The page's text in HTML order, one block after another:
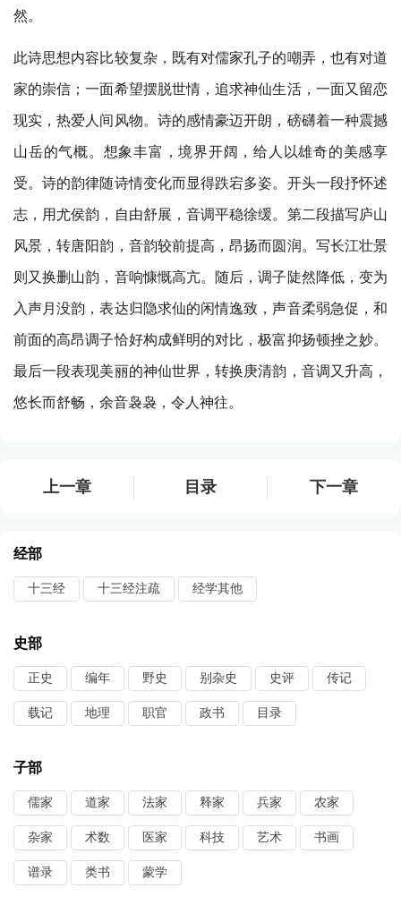
然。
此诗思想内容比较复杂，既有对儒家孔子的嘲弄，也有对道
家的崇信；一面希望摆脱世情，追求神仙生活，一面又留恋
现实，热爱人间风物。诗的感情豪迈开朗，磅礴着一种震撼
山岳的气概。想象丰富，境界开阔，给人以雄奇的美感享
受。诗的韵律随诗情变化而显得跌宕多姿。开头一段抒怀述
志，用尤侯韵，自由舒展，音调平稳徐缓。第二段描写庐山
风景，转唐阳韵，音韵较前提高，昂扬而圆润。写长江壮景
则又换删山韵，音响慷慨高亢。随后，调子陡然降低，变为
入声月没韵，表达归隐求仙的闲情逸致，声音柔弱急促，和
前面的高昂调子恰好构成鲜明的对比，极富抑扬顿挫之妙。
最后一段表现美丽的神仙世界，转换庚清韵，音调又升高，
悠长而舒畅，余音袅袅，令人神往。
上一章 目录 下一章
经部
十三经 十三经注疏 经学其他
史部
正史 编年 野史 别杂史 史评 传记
载记 地理 职官 政书 目录
子部
儒家 道家 法家 释家 兵家 农家
杂家 术数 医家 科技 艺术 书画
谱录 类书 蒙学